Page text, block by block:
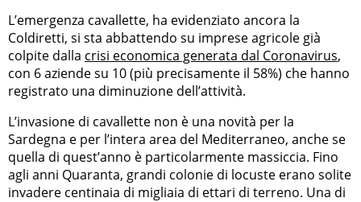
L’emergenza cavallette, ha evidenziato ancora la
Coldiretti, si sta abbattendo su imprese agricole già
colpite dalla crisi economica generata dal Coronavirus,
con 6 aziende su 10 (più precisamente il 58%) che hanno
registrato una diminuzione dell’attività.
L’invasione di cavallette non è una novità per la
Sardegna e per l’intera area del Mediterraneo, anche se
quella di quest’anno è particolarmente massiccia. Fino
agli anni Quaranta, grandi colonie di locuste erano solite
invadere centinaia di migliaia di ettari di terreno. Una di